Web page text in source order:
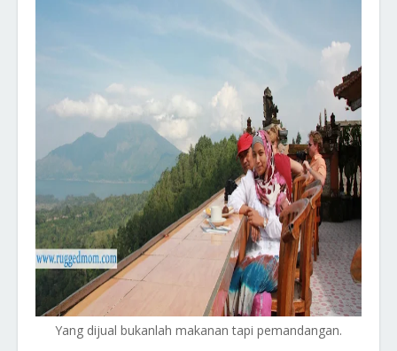
Yang dijual bukanlah makanan tapi pemandangan.